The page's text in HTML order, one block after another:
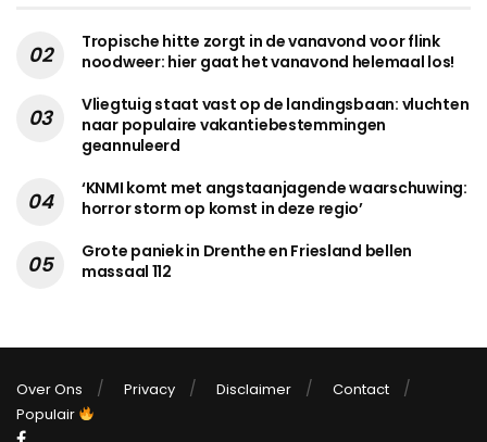
Tropische hitte zorgt in de vanavond voor flink
noodweer: hier gaat het vanavond helemaal los!
Vliegtuig staat vast op de landingsbaan: vluchten
naar populaire vakantiebestemmingen
geannuleerd
‘KNMI komt met angstaanjagende waarschuwing:
horror storm op komst in deze regio’
Grote paniek in Drenthe en Friesland bellen
massaal 112
Over Ons Privacy Disclaimer
Contact
Populair